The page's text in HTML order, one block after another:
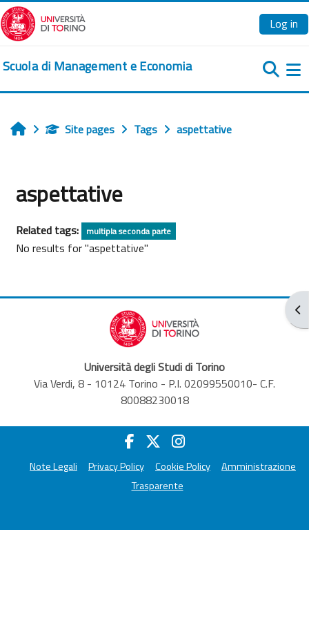
Skip to main content
Log in
Scuola di Management e Economia
HomeSite pages Tags aspettative
aspettative
Related tags: multipla seconda parte
No results for "aspettative"
Università degli Studi di Torino
Via Verdi, 8 - 10124 Torino - P.I. 02099550010- C.F.
80088230018
Note Legali Privacy Policy Cookie Policy
Amministrazione
Trasparente